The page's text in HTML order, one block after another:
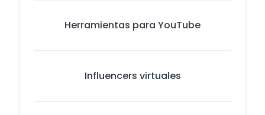
Herramientas para YouTube
Influencers virtuales